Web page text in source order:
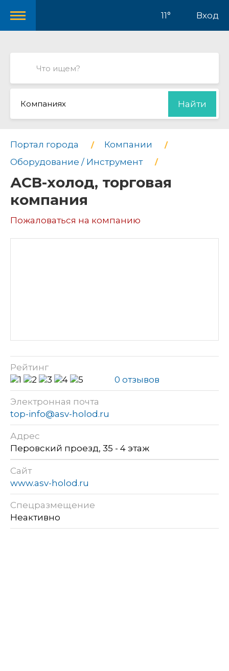
11° Вход
Компаниях Найти
Портал города
Компании
Оборудование / Инструмент
АСВ-холод, торговая
компания
Пожаловаться на компанию
Рейтинг
0 отзывов
Электронная почта
top-info@asv-holod.ru
Адрес
Перовский проезд, 35 - 4 этаж
Сайт
www.asv-holod.ru
Спецразмещение
Неактивно